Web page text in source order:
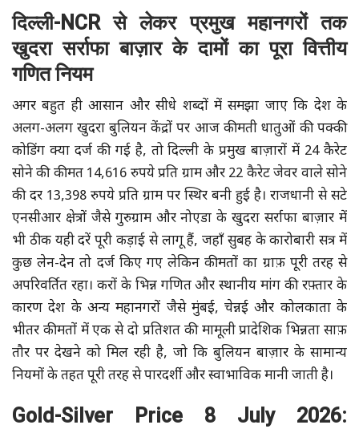
दिल्ली-NCR से लेकर प्रमुख महानगरों तक
खुदरा सर्राफा बाज़ार के दामों का पूरा वित्तीय
गणित नियम
अगर बहुत ही आसान और सीधे शब्दों में समझा जाए कि देश के
अलग-अलग खुदरा बुलियन केंद्रों पर आज कीमती धातुओं की पक्की
कोडिंग क्या दर्ज की गई है, तो दिल्ली के प्रमुख बाज़ारों में 24 कैरेट
सोने की कीमत 14,616 रुपये प्रति ग्राम और 22 कैरेट जेवर वाले सोने
की दर 13,398 रुपये प्रति ग्राम पर स्थिर बनी हुई है। राजधानी से सटे
एनसीआर क्षेत्रों जैसे गुरुग्राम और नोएडा के खुदरा सर्राफा बाज़ार में
भी ठीक यही दरें पूरी कड़ाई से लागू हैं, जहाँ सुबह के कारोबारी सत्र में
कुछ लेन-देन तो दर्ज किए गए लेकिन कीमतों का ग्राफ़ पूरी तरह से
अपरिवर्तित रहा। करों के भिन्न गणित और स्थानीय मांग की रफ़्तार के
कारण देश के अन्य महानगरों जैसे मुंबई, चेन्नई और कोलकाता के
भीतर कीमतों में एक से दो प्रतिशत की मामूली प्रादेशिक भिन्नता साफ़
तौर पर देखने को मिल रही है, जो कि बुलियन बाज़ार के सामान्य
नियमों के तहत पूरी तरह से पारदर्शी और स्वाभाविक मानी जाती है।
Gold-Silver Price 8 July 2026: